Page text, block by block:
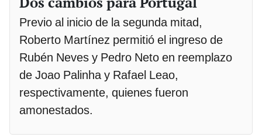
Previo al inicio de la segunda mitad,
Roberto Martínez permitió el ingreso de
Rubén Neves y Pedro Neto en reemplazo
de Joao Palinha y Rafael Leao,
respectivamente, quienes fueron
amonestados.